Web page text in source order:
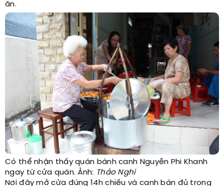
ăn.
Có thể nhận thấy quán bánh canh Nguyễn Phi Khanh
ngay từ cửa quán. Ảnh: Thảo Nghi
Nơi đây mở cửa đúng 14h chiều và canh bán đủ trong